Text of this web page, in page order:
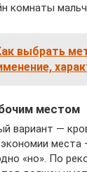
комнаты
выбрать
местом
вариант —
места
«но». По